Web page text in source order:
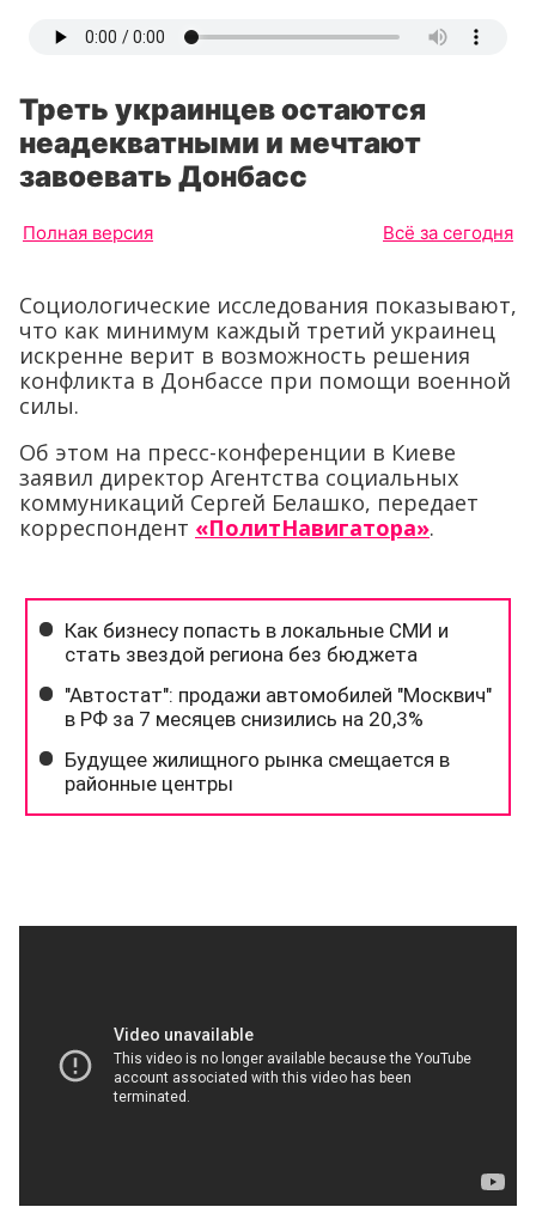
Треть украинцев остаются
неадекватными и мечтают
завоевать Донбасс
Полная версия Всё за сегодня
Социологические исследования показывают,
что как минимум каждый третий украинец
искренне верит в возможность решения
конфликта в Донбассе при помощи военной
силы.
Об этом на пресс-конференции в Киеве
заявил директор Агентства социальных
коммуникаций Сергей Белашко, передает
корреспондент «ПолитНавигатора».